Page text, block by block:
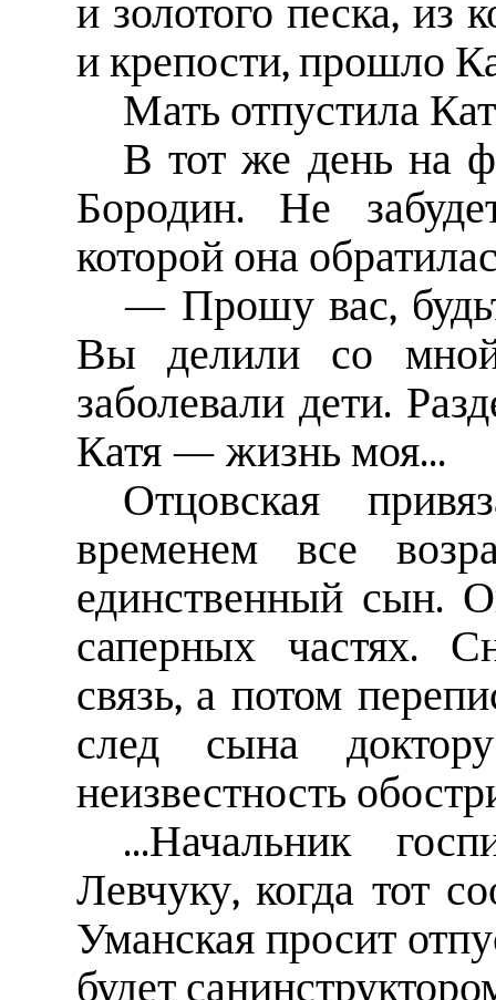
и золотого песка, из
и крепости, прошло
Мать отпустила
В тот же день на
Бородин. Не
которой она
— Прошу вас,
Вы делили со мной
заболевали дети.
Катя — жизнь моя...
Отцовская
временем все
единственный сын.
саперных частях.
связь, а потом
след сына
неизвестность
...Начальник
Левчуку, когда тот
Уманская просит
будет